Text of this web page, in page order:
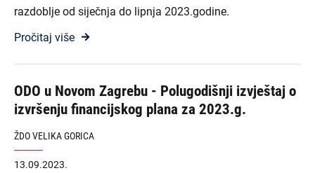
razdoblje od siječnja do lipnja 2023.godine.
Pročitaj više
ODO u Novom Zagrebu - Polugodišnji izvještaj o
izvršenju financijskog plana za 2023.g.
ŽDO VELIKA GORICA
13.09.2023.